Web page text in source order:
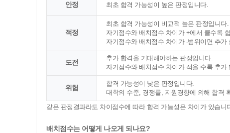
안정 최초 합격 가능성이 높은 판정입니다.
적정
최초 합격 가능성이 비교적 높은 판정입니다.
자기점수와 배치점수 차이가 +에서 클수록
자기점수와 배치점수 차이가 -범위이면 추가
도전
추가 합격을 기대해야하는 판정입니다.
자기점수와 배치점수 차이가 적을 수록 추가
위험
합격 가능성이 낮은 판정입니다.
대학의 수준, 경쟁률, 지원경향에 의해 합격
같은 판정결과라도 차이점수에 따라 합격 가능성은 차이가 있습
배치점수는 어떻게 나오게 되나요?